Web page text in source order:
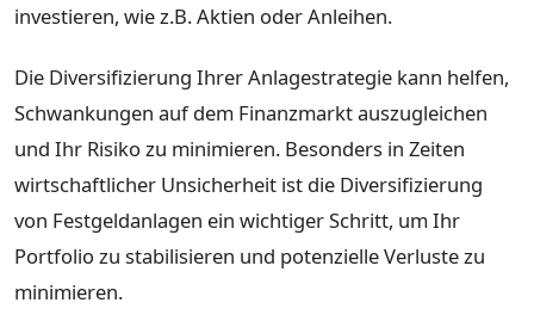
investieren, wie z.B. Aktien oder Anleihen.
Die Diversifizierung Ihrer Anlagestrategie kann helfen,
Schwankungen auf dem Finanzmarkt auszugleichen
und Ihr Risiko zu minimieren. Besonders in Zeiten
wirtschaftlicher Unsicherheit ist die Diversifizierung
von Festgeldanlagen ein wichtiger Schritt, um Ihr
Portfolio zu stabilisieren und potenzielle Verluste zu
minimieren.